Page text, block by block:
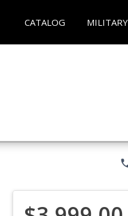
CATALOG MILITARY